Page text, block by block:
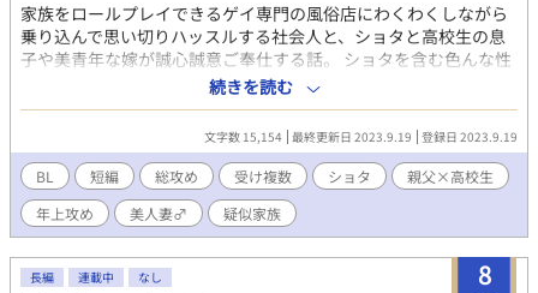
家族をロールプレイできるゲイ専門の風俗店にわくわくしながら
乗り込んで思い切りハッスルする社会人と、ショタと高校生の息
子や美青年な嫁が誠心誠意ご奉仕する話。 ショタを含む色んな性
癖が混ざっているのでご注意ください。疑似でも何でもラブはあ
る……はず。ハッピーエンド。 ※ショタ注意/モロな表現と感じる
言葉があるかもしれません/ナチュラルに大人がクズです/エロは
濃くないが長いと思います
続きを読む
文字数 15,154 最終更新日 2023.9.19 登録日 2023.9.19
BL 短編 総攻め 受け複数 ショタ
親父×高校生
年上攻め
美人妻♂ 疑似家族
8
長編 連載中 なし